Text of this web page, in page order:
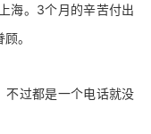
海。3个月的辛苦付出
。
过都是一个电话就没